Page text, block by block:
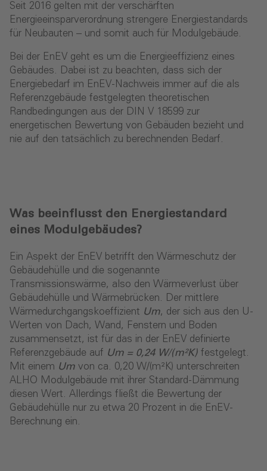
Seit 2016 gelten mit der verschärften
Energieeinsparverordnung strengere Energiestandards
für Neubauten – und somit auch für Modulgebäude.
Bei der EnEV geht es um die Energieeffizienz eines
Gebäudes. Dabei ist zu beachten, dass sich der
Energiebedarf im EnEV-Nachweis immer auf die als
Referenzgebäude festgelegten theoretischen
Randbedingungen aus der DIN V 18599 zur
energetischen Bewertung von Gebäuden bezieht und
nie auf den tatsächlich zu berechnenden Bedarf.
Was beeinflusst den Energiestandard
eines Modulgebäudes?
Ein Aspekt der EnEV betrifft den Wärmeschutz der
Gebäudehülle und die sogenannte
Transmissionswärme, also den Wärmeverlust über
Gebäudehülle und Wärmebrücken. Der mittlere
Wärmedurchgangskoeffizient Um, der sich aus den U-
Werten von Dach, Wand, Fenstern und Boden
zusammensetzt, ist für das in der EnEV definierte
Referenzgebäude auf Um = 0,24 W/(m²K) festgelegt.
Mit einem Um von ca. 0,20 W/(m²K) unterschreiten
ALHO Modulgebäude mit ihrer Standard-Dämmung
diesen Wert. Allerdings fließt die Bewertung der
Gebäudehülle nur zu etwa 20 Prozent in die EnEV-
Berechnung ein.